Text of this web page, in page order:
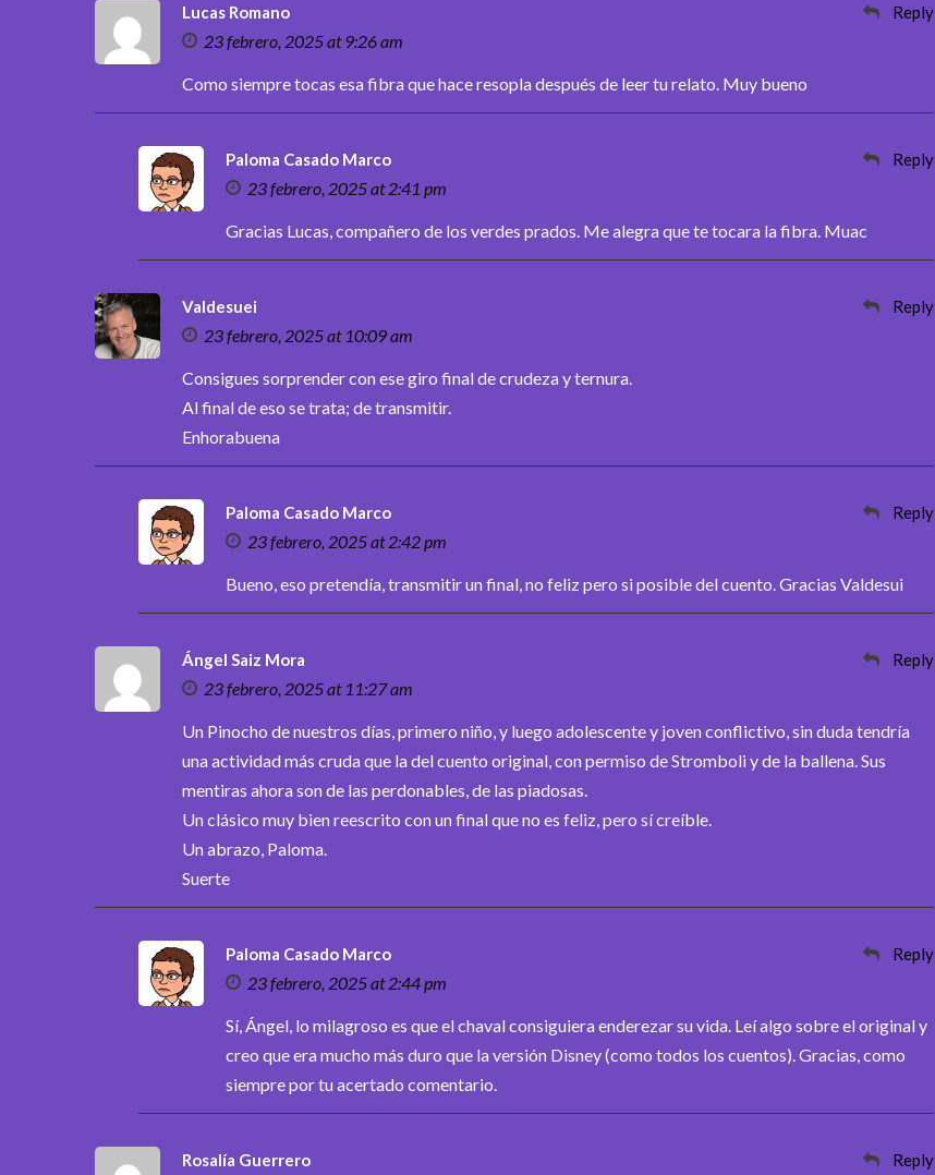
Lucas Romano
23 febrero, 2025 at 9:26 am
Reply
Como siempre tocas esa fibra que hace resopla después de leer tu relato. Muy bueno
Paloma Casado Marco
23 febrero, 2025 at 2:41 pm
Reply
Gracias Lucas, compañero de los verdes prados. Me alegra que te tocara la fibra. Muac
Valdesuei
23 febrero, 2025 at 10:09 am
Reply
Consigues sorprender con ese giro final de crudeza y ternura.
Al final de eso se trata; de transmitir.
Enhorabuena
Paloma Casado Marco
23 febrero, 2025 at 2:42 pm
Reply
Bueno, eso pretendía, transmitir un final, no feliz pero si posible del cuento. Gracias Valdesui
Ángel Saiz Mora
23 febrero, 2025 at 11:27 am
Reply
Un Pinocho de nuestros días, primero niño, y luego adolescente y joven conflictivo, sin duda tendría
una actividad más cruda que la del cuento original, con permiso de Stromboli y de la ballena. Sus
mentiras ahora son de las perdonables, de las piadosas.
Un clásico muy bien reescrito con un final que no es feliz, pero sí creíble.
Un abrazo, Paloma.
Suerte
Paloma Casado Marco
23 febrero, 2025 at 2:44 pm
Reply
Sí, Ángel, lo milagroso es que el chaval consiguiera enderezar su vida. Leí algo sobre el original y
creo que era mucho más duro que la versión Disney (como todos los cuentos). Gracias, como
siempre por tu acertado comentario.
Rosalía Guerrero Reply